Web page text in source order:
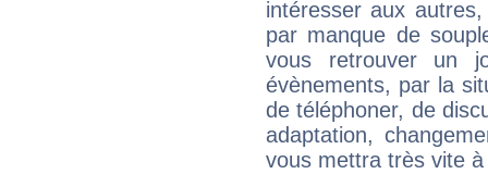
intéresser aux
par manque de
vous retrouver un
évènements, par la
de téléphoner, de
adaptation,
vous mettra très vite